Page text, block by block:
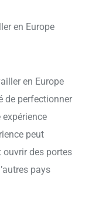
en Europe
en Europe
de perfectionner
expérience
peut
des portes
pays